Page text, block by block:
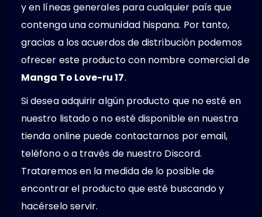
y en líneas generales para cualquier país que
contenga una comunidad hispana. Por tanto,
gracias a los acuerdos de distribución podemos
ofrecer este producto con nombre comercial de
Manga To Love-ru 17.
Si desea adquirir algún producto que no esté en
nuestro listado o no esté disponible en nuestra
tienda online puede contactarnos por email,
teléfono o a través de nuestro Discord.
Trataremos en la medida de lo posible de
encontrar el producto que esté buscando y
hacérselo servir.